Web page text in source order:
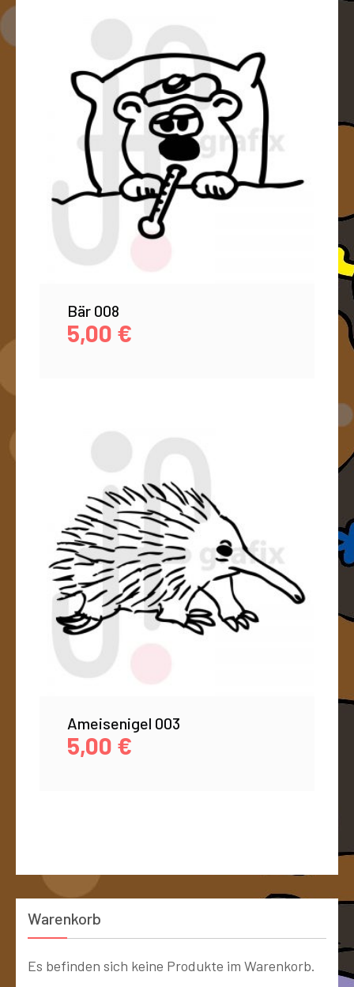
Bär 008
5,00 €
Ameisenigel 003
5,00 €
Warenkorb
Es befinden sich keine Produkte im Warenkorb.